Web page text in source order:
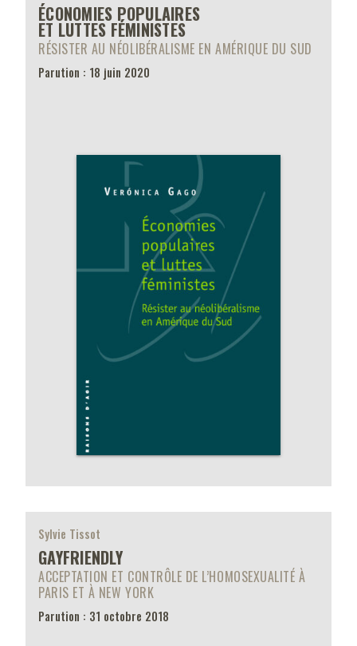
ÉCONOMIES POPULAIRES
ET LUTTES FÉMINISTES
RÉSISTER AU NÉOLIBÉRALISME EN AMÉRIQUE DU SUD
Parution : 18 juin 2020
Sylvie Tissot
GAYFRIENDLY
ACCEPTATION ET CONTRÔLE DE L’HOMOSEXUALITÉ À
PARIS ET À NEW YORK
Parution : 31 octobre 2018